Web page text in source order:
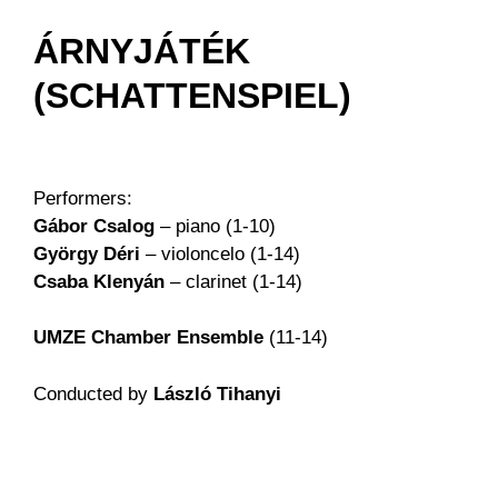
ÁRNYJÁTÉK
(SCHATTENSPIEL)
Performers:
Gábor Csalog – piano (1-10)
György Déri – violoncelo (1-14)
Csaba Klenyán – clarinet (1-14)
UMZE Chamber Ensemble (11-14)
Conducted by László Tihanyi